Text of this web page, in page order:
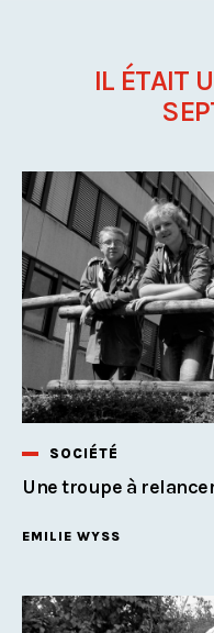
IL ÉTAIT
SOCIÉTÉ
Une troupe à
EMILIE WYSS